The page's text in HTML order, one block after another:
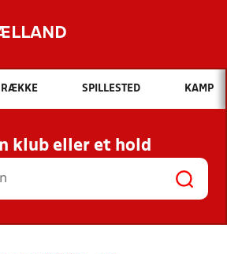
Hvad vil du søge efter?
INDHOLD OG NYHEDER
RESULTATER, KLUBBER OG
HOLD
RÆKKE SPILLESTED KAMP
klub eller et hold